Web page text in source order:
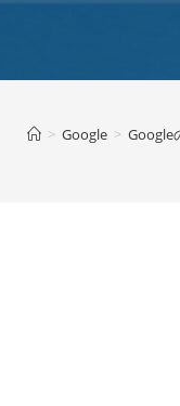
> Google > Google